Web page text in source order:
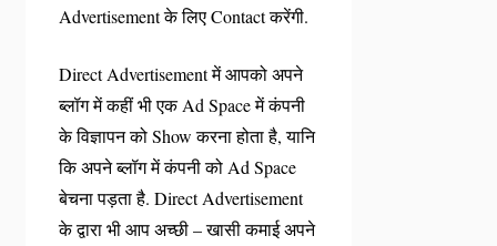
Advertisement के लिए Contact करेंगी.
Direct Advertisement में आपको अपने
ब्लॉग में कहीं भी एक Ad Space में कंपनी
के विज्ञापन को Show करना होता है, यानि
कि अपने ब्लॉग में कंपनी को Ad Space
बेचना पड़ता है. Direct Advertisement
के द्वारा भी आप अच्छी – खासी कमाई अपने